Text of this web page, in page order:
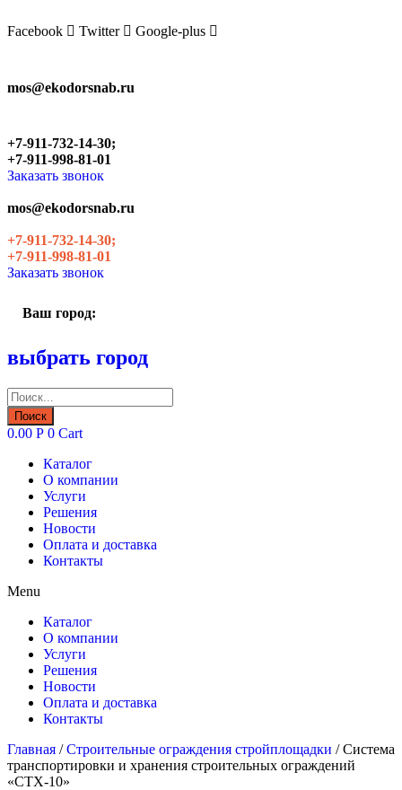
to
Facebook Twitter Google-plus
mos@ekodorsnab.ru
+7-911-732-14-30;
+7-911-998-81-01
Заказать звонок
mos@ekodorsnab.ru
+7-911-732-14-30;
+7-911-998-81-01
Заказать звонок
Ваш город:
выбрать город
Поиск
товаров
Поиск
0.00 Р 0 Cart
Каталог
О компании
Услуги
Решения
Новости
Оплата и доставка
Контакты
Menu
Каталог
О компании
Услуги
Решения
Новости
Оплата и доставка
Контакты
Главная /Строительные ограждения стройплощадки / Система
транспортировки и хранения строительных ограждений
«СТХ-10»